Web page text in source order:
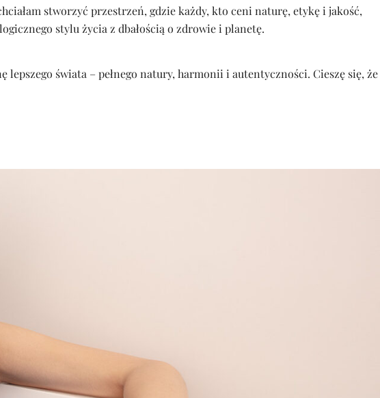
stworzyć przestrzeń, gdzie każdy, kto ceni naturę, etykę i jakość,
stylu życia z dbałością o zdrowie i planetę.
świata – pełnego natury, harmonii i autentyczności. Cieszę się, że